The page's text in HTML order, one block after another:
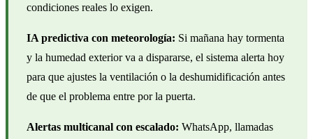
condiciones reales lo exigen.
IA predictiva con meteorología: Si mañana hay tormenta
y la humedad exterior va a dispararse, el sistema alerta hoy
para que ajustes la ventilación o la deshumidificación antes
de que el problema entre por la puerta.
Alertas multicanal con escalado: WhatsApp, llamadas